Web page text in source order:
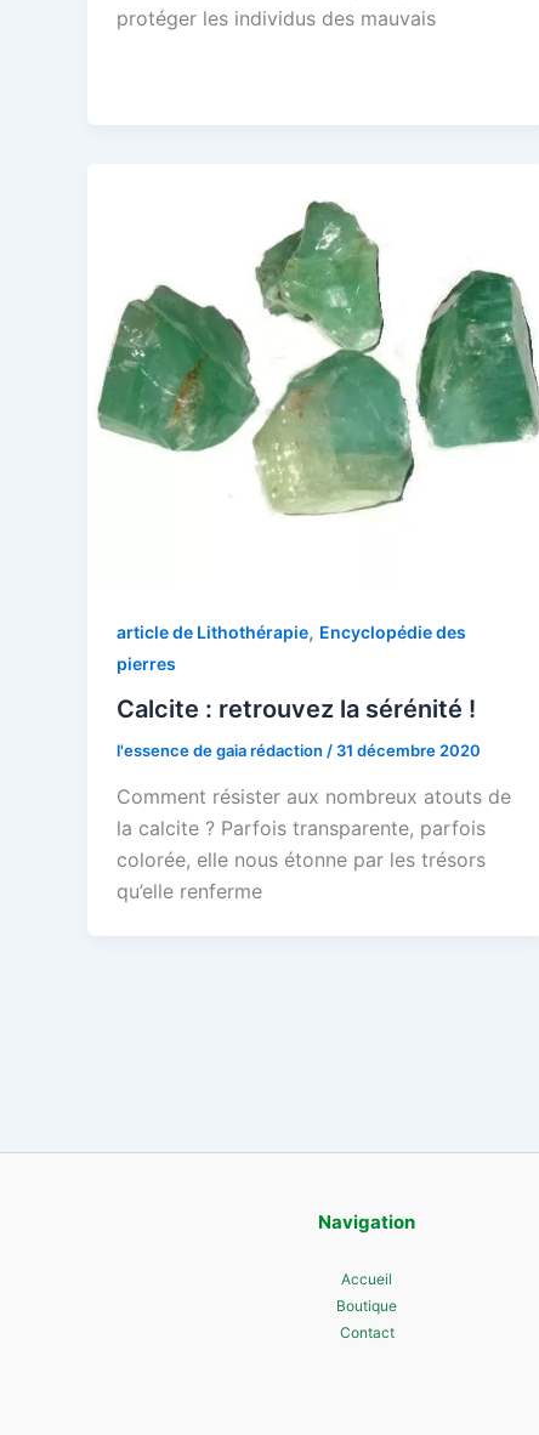
protéger les individus des mauvais
article de Lithothérapie, Encyclopédie des
pierres
Calcite : retrouvez la sérénité !
l'essence de gaia rédaction / 31 décembre 2020
Comment résister aux nombreux atouts de
la calcite ? Parfois transparente, parfois
colorée, elle nous étonne par les trésors
qu’elle renferme
Navigation
Accueil
Boutique
Contact